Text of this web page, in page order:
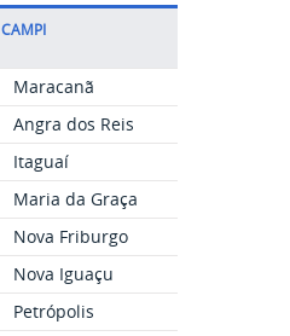
CAMPI
Maracanã
Angra dos Reis
Itaguaí
Maria da Graça
Nova Friburgo
Nova Iguaçu
Petrópolis